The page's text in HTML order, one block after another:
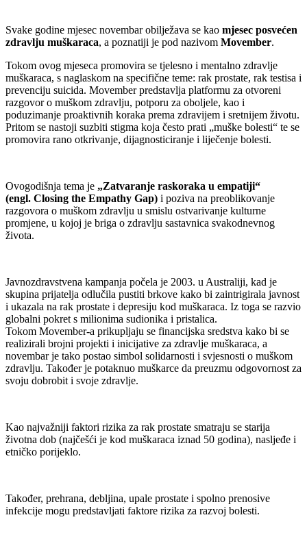
Svake godine mjesec novembar obilježava se kao mjesec posvećen
zdravlju muškaraca, a poznatiji je pod nazivom Movember.
Tokom ovog mjeseca promovira se tjelesno i mentalno zdravlje
muškaraca, s naglaskom na specifične teme: rak prostate, rak testisa i
prevenciju suicida. Movember predstavlja platformu za otvoreni
razgovor o muškom zdravlju, potporu za oboljele, kao i
poduzimanje proaktivnih koraka prema zdravijem i sretnijem životu.
Pritom se nastoji suzbiti stigma koja često prati „muške bolesti“ te se
promovira rano otkrivanje, dijagnosticiranje i liječenje bolesti.
Ovogodišnja tema je „Zatvaranje raskoraka u empatiji“
(engl. Closing the Empathy Gap) i poziva na preoblikovanje
razgovora o muškom zdravlju u smislu ostvarivanje kulturne
promjene, u kojoj je briga o zdravlju sastavnica svakodnevnog
života.
Javnozdravstvena kampanja počela je 2003. u Australiji, kad je
skupina prijatelja odlučila pustiti brkove kako bi zaintrigirala javnost
i ukazala na rak prostate i depresiju kod muškaraca. Iz toga se razvio
globalni pokret s milionima sudionika i pristalica.
Tokom Movember-a prikupljaju se financijska sredstva kako bi se
realizirali brojni projekti i inicijative za zdravlje muškaraca, a
novembar je tako postao simbol solidarnosti i svjesnosti o muškom
zdravlju. Također je potaknuo muškarce da preuzmu odgovornost za
svoju dobrobit i svoje zdravlje.
Kao najvažniji faktori rizika za rak prostate smatraju se starija
životna dob (najčešći je kod muškaraca iznad 50 godina), nasljeđe i
etničko porijeklo.
Također, prehrana, debljina, upale prostate i spolno prenosive
infekcije mogu predstavljati faktore rizika za razvoj bolesti.